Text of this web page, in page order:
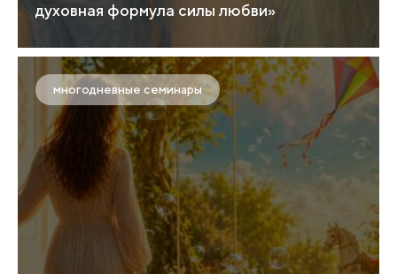
духовная формула силы любви»
многодневные семинары